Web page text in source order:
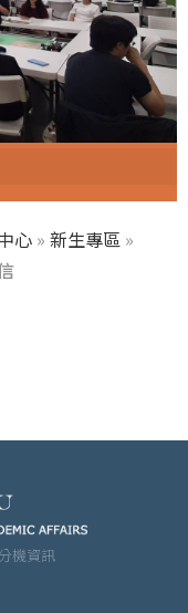
心 » 新生專區 »
機資訊